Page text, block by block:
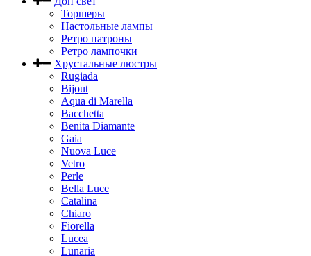
Торшеры
Настольные лампы
Ретро патроны
Ретро лампочки
Хрустальные люстры
Rugiada
Bijout
Aqua di Marella
Bacchetta
Benita Diamante
Gaia
Nuova Luce
Vetro
Perle
Bella Luce
Сatalina
Chiaro
Fiorella
Lucea
Lunaria